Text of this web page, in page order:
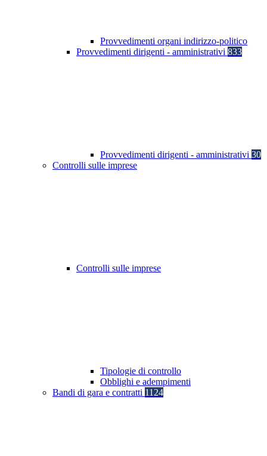
Provvedimenti organi indirizzo-politico
Provvedimenti dirigenti - amministrativi 833
Provvedimenti dirigenti - amministrativi 30
Controlli sulle imprese
Controlli sulle imprese
Tipologie di controllo
Obblighi e adempimenti
Bandi di gara e contratti 1124